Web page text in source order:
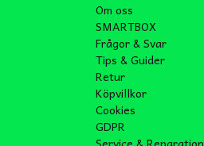
Om oss
SMARTBOX
Frågor & Svar
Tips & Guider
Retur
Köpvillkor
Cookies
GDPR